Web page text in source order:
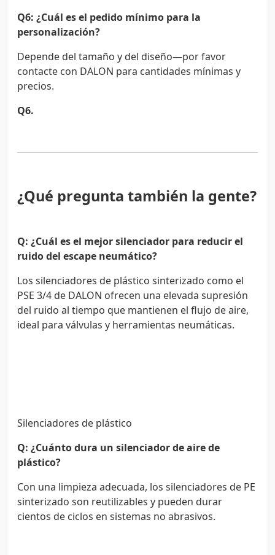
Q6: ¿Cuál es el pedido mínimo para la
personalización?
Depende del tamaño y del diseño—por favor
contacte con DALON para cantidades mínimas y
precios.
Q6.
¿Qué pregunta también la gente?
Q: ¿Cuál es el mejor silenciador para reducir el
ruido del escape neumático?
Los silenciadores de plástico sinterizado como el
PSE 3/4 de DALON ofrecen una elevada supresión
del ruido al tiempo que mantienen el flujo de aire,
ideal para válvulas y herramientas neumáticas.
Silenciadores de plástico
Q: ¿Cuánto dura un silenciador de aire de
plástico?
Con una limpieza adecuada, los silenciadores de PE
sinterizado son reutilizables y pueden durar
cientos de ciclos en sistemas no abrasivos.